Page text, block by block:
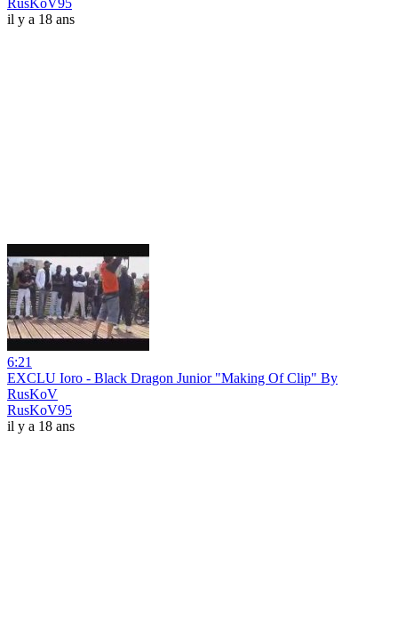
RusKoV95
il y a 18 ans
6:21
EXCLU Ioro - Black Dragon Junior "Making Of Clip" By
RusKoV
RusKoV95
il y a 18 ans